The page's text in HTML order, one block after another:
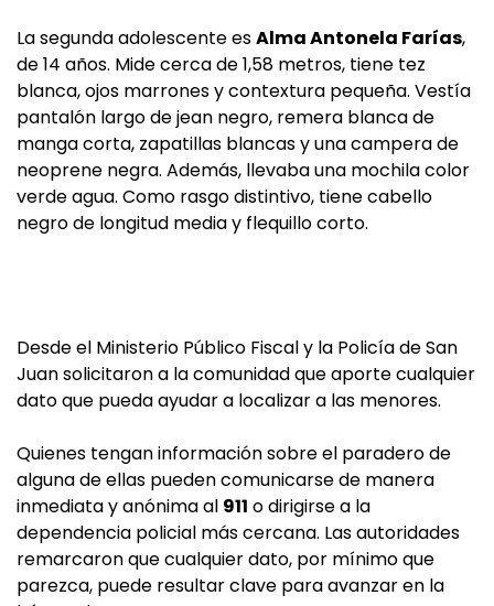
La segunda adolescente esAlma Antonela Farías,
de 14 años. Mide cerca de 1,58 metros, tiene tez
blanca, ojos marrones y contextura pequeña. Vestía
pantalón largo de jean negro, remera blanca de
manga corta, zapatillas blancas y una campera de
neoprene negra. Además, llevaba una mochila color
verde agua. Como rasgo distintivo, tiene cabello
negro de longitud media y flequillo corto.
Desde el Ministerio Público Fiscal y la Policía de San
Juan solicitaron a la comunidad que aporte cualquier
dato que pueda ayudar a localizar a las menores.
Quienes tengan información sobre el paradero de
alguna de ellas pueden comunicarse de manera
inmediata y anónima al 911 o dirigirse a la
dependencia policial más cercana. Las autoridades
remarcaron que cualquier dato, por mínimo que
parezca, puede resultar clave para avanzar en la